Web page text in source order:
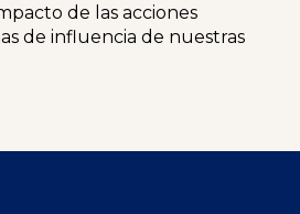
de las acciones
de influencia de nuestras